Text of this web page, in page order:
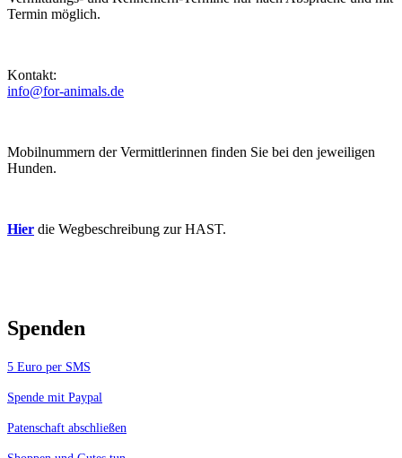
Termin möglich.
Kontakt:
info@for-animals.de
Mobilnummern der Vermittlerinnen finden Sie bei den jeweiligen
Hunden.
Hier die Wegbeschreibung zur HAST.
Spenden
5 Euro per SMS
Spende mit Paypal
Patenschaft abschließen